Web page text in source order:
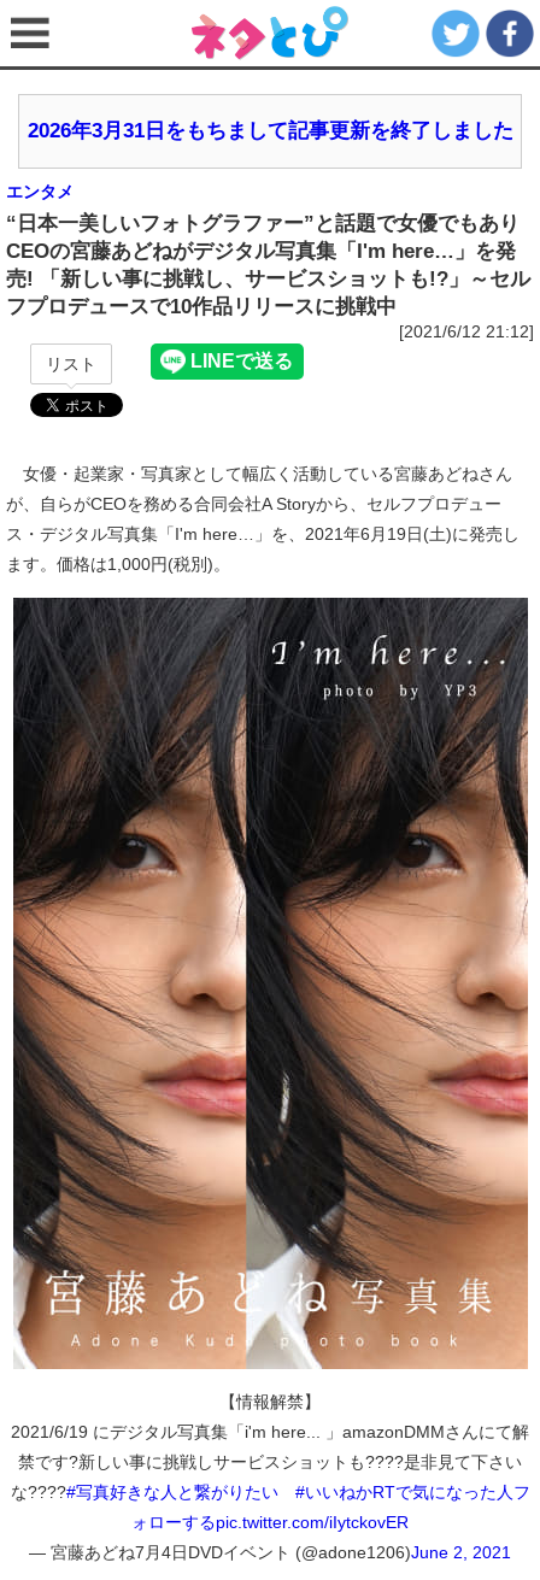
2026年3月31日をもちまして記事更新を終了しました
エンタメ
“日本一美しいフォトグラファー”と話題で女優でもあり
CEOの宮藤あどねがデジタル写真集「I'm here…」を発
売! 「新しい事に挑戦し、サービスショットも!?」～セル
フプロデュースで10作品リリースに挑戦中
[2021/6/12 21:12]
リスト
女優・起業家・写真家として幅広く活動している宮藤あどねさん
が、自らがCEOを務める合同会社A Storyから、セルフプロデュー
ス・デジタル写真集「I'm here…」を、2021年6月19日(土)に発売し
ます。価格は1,000円(税別)。
【情報解禁】
2021/6/19 にデジタル写真集「i'm here... 」amazonDMMさんにて解
禁です?新しい事に挑戦しサービスショットも????是非見て下さい
な????#写真好きな人と繋がりたい
#いいねかRTで気になった人フ
ォローするpic.twitter.com/iIytckovER
— 宮藤あどね7月4日DVDイベント (@adone1206)June 2, 2021